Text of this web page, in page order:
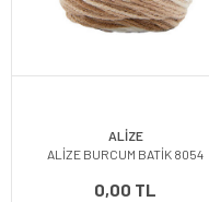
ALİZE
ALİZE BURCUM BATİK 8054
0,00 TL